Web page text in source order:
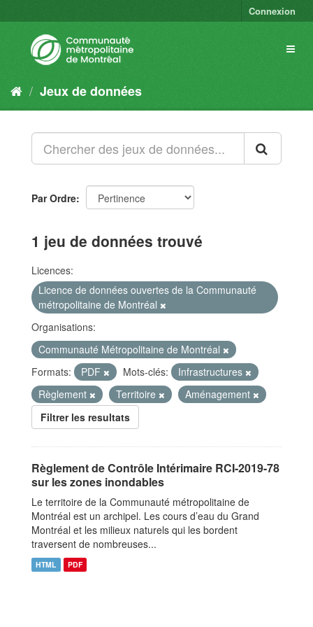
Connexion
Jeux de données
Par Ordre
1 jeu de données trouvé
Licences:
Licence de données ouvertes de la Communauté
métropolitaine de Montréal
Organisations:
Communauté Métropolitaine de Montréal
Formats:
PDF Mots-clés:
Infrastructures
Règlement
Territoire
Aménagement
Filtrer les resultats
Règlement de Contrôle Intérimaire RCI-2019-78
sur les zones inondables
Le territoire de la Communauté métropolitaine de
Montréal est un archipel. Les cours d’eau du Grand
Montréal et les milieux naturels qui les bordent
traversent de nombreuses...
HTML PDF